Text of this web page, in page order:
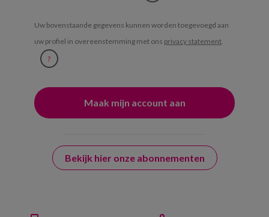
Uw bovenstaande gegevens kunnen worden toegevoegd aan
uw profiel in overeenstemming met ons privacy statement.
?
Bekijk hier onze abonnementen